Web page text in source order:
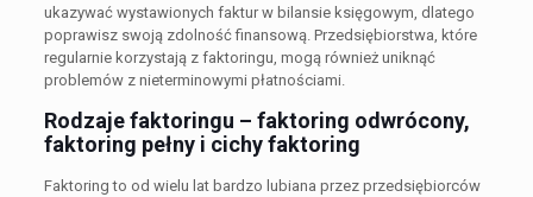
ukazywać wystawionych faktur w bilansie księgowym, dlatego
poprawisz swoją zdolność finansową. Przedsiębiorstwa, które
regularnie korzystają z faktoringu, mogą również uniknąć
problemów z nieterminowymi płatnościami.
Rodzaje faktoringu – faktoring odwrócony,
faktoring pełny i cichy faktoring
Faktoring to od wielu lat bardzo lubiana przez przedsiębiorców